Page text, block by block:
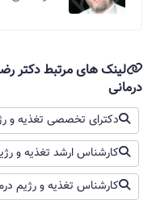
میخواستم ببینم راهی
دکتر رضا غیاثوند
سلام کاش وزن و
وزن دارید رو به عهده
لینک های مرتبط دکتر
درمانی
دکترای تخصصی تغذیه و
کارشناس ارشد تغذیه و
کارشناس تغذیه و رژیم